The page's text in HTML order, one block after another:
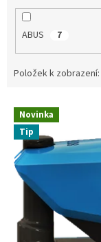
ABUS 7
Položek k zobrazení:
V
p
Novinka
Tip